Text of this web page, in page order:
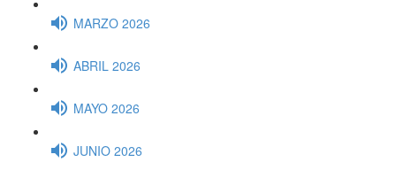
MARZO 2026
ABRIL 2026
MAYO 2026
JUNIO 2026